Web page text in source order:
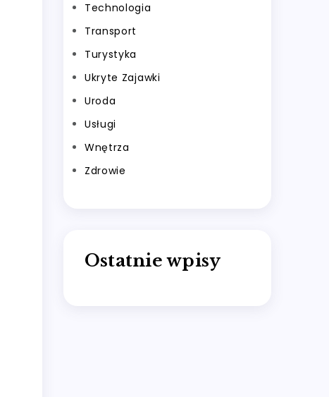
Technologia
Transport
Turystyka
Ukryte Zajawki
Uroda
Usługi
Wnętrza
Zdrowie
Ostatnie wpisy